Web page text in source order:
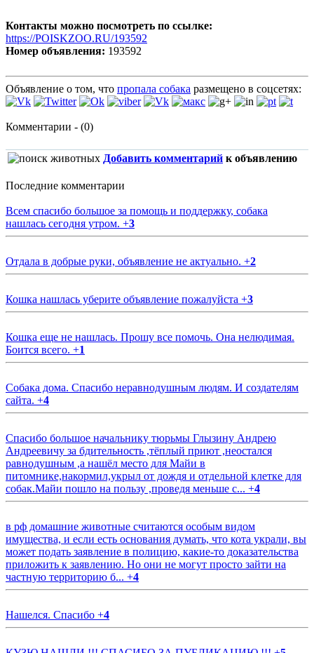
Контакты можно посмотреть по ссылке:
https://POISKZOO.RU/193592
Номер объявления: 193592
Объявление о том, что пропала собака размещено в соцсетях:
Комментарии - (0)
Добавить комментарий к объявлению
Последние комментарии
Всем спасибо большое за помощь и поддержку, собака
нашлась сегодня утром. +3
Отдала в добрые руки, объявление не актуально. +2
Кошка нашлась уберите объявление пожалуйста +3
Кошка еще не нашлась. Прошу все помочь. Она нелюдимая.
Боится всего. +1
Собака дома. Спасибо неравнодушным людям. И создателям
сайта. +4
Спасибо большое начальнику тюрьмы Глызину Андрею
Андреевичу за бдительность ,тёплый приют ,неостался
равнодушным ,а нашёл место для Майи в
питомнике,накормил,укрыл от дождя и отдельной клетке для
собак.Майи пошло на пользу ,проведя меньше с... +4
в рф домашние животные считаются особым видом
имущества, и если есть основания думать, что кота украли, вы
может подать заявление в полицию, какие-то доказательства
приложить к заявлению. Но они не могут просто зайти на
частную территорию б... +4
Нашелся. Спасибо +4